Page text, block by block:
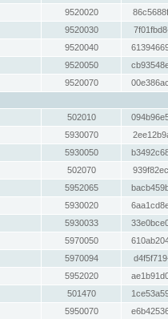
9520020
9520030
9520040
9520050
9520070
502010
5930070
5930050
502070
5952065
5930020
5930033
5970050
5970094
5952020
501470
5950070